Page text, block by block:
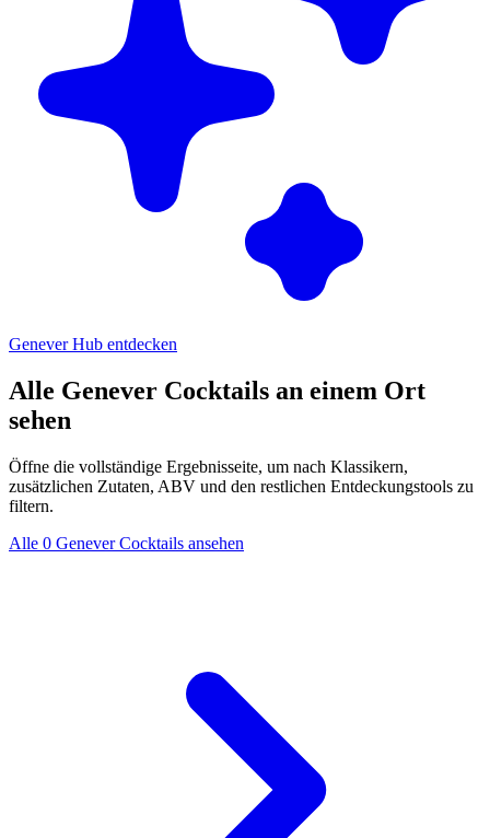
Genever Hub entdecken
Alle Genever Cocktails an einem Ort
sehen
Öffne die vollständige Ergebnisseite, um nach Klassikern,
zusätzlichen Zutaten, ABV und den restlichen Entdeckungstools zu
filtern.
Alle 0 Genever Cocktails ansehen